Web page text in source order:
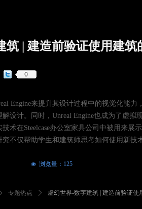
筑 | 建造前验证使用建筑
专题热点 ꄲ 虚幻世界-数字建筑 | 建造前验证使
Engine来提升其设计过程中的视觉化能
设计。同时，Unreal Engine也成为了虚
术在Steelcase办公室家具公司中被用来
不仅帮助学生和建筑师思考如何使用新
넶 浏览量： 125
0